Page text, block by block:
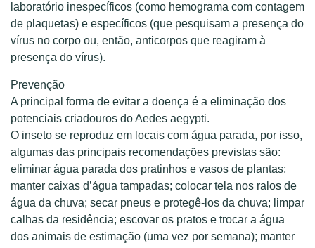
laboratório inespecíficos (como hemograma com contagem
de plaquetas) e específicos (que pesquisam a presença do
vírus no corpo ou, então, anticorpos que reagiram à
presença do vírus).
Prevenção
A principal forma de evitar a doença é a eliminação dos
potenciais criadouros do Aedes aegypti.
O inseto se reproduz em locais com água parada, por isso,
algumas das principais recomendações previstas são:
eliminar água parada dos pratinhos e vasos de plantas;
manter caixas d’água tampadas; colocar tela nos ralos de
água da chuva; secar pneus e protegê-los da chuva; limpar
calhas da residência; escovar os pratos e trocar a água
dos animais de estimação (uma vez por semana); manter